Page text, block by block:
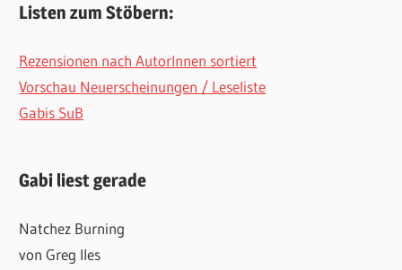
Listen zum Stöbern:
Rezensionen nach AutorInnen sortiert
Vorschau Neuerscheinungen / Leseliste
Gabis SuB
Gabi liest gerade
Natchez Burning
von Greg Iles